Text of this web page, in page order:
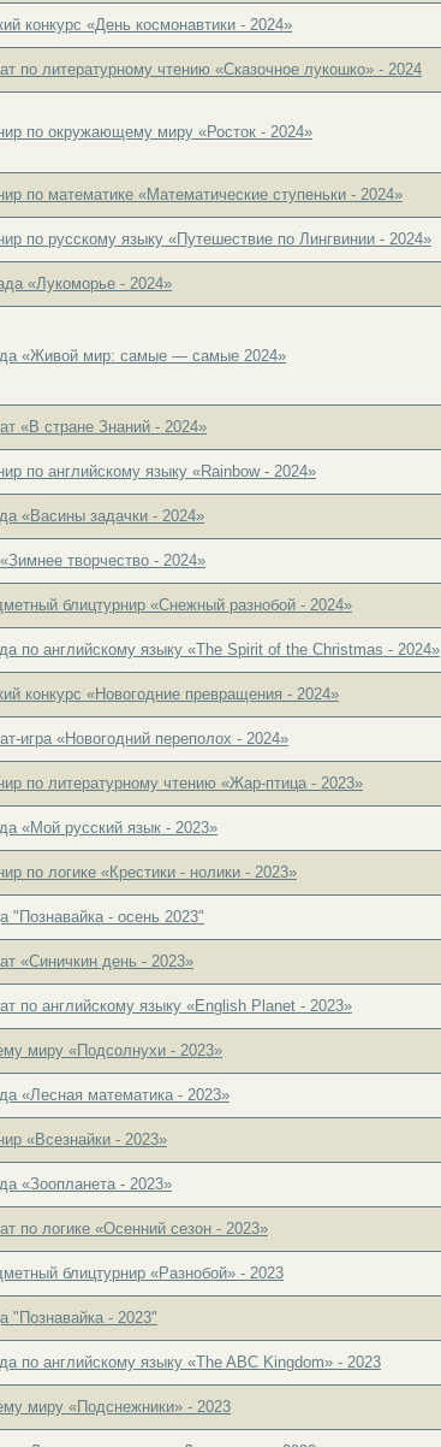
конкурс «День космонавтики - 2024»
по литературному чтению «Сказочное лукошко» - 2024
по окружающему миру «Росток - 2024»
по математике «Математические ступеньки - 2024»
по русскому языку «Путешествие по Лингвинии - 2024»
«Лукоморье - 2024»
«Живой мир: самые — самые 2024»
«В стране Знаний - 2024»
по английскому языку «Rainbow - 2024»
«Васины задачки - 2024»
творчество - 2024»
блицтурнир «Снежный разнобой - 2024»
по английскому языку «The Spirit of the Christmas - 2024»
конкурс «Новогодние превращения - 2024»
игра «Новогодний переполох - 2024»
по литературному чтению «Жар-птица - 2023»
«Мой русский язык - 2023»
по логике «Крестики - нолики - 2023»
"Познавайка - осень 2023"
«Синичкин день - 2023»
по английскому языку «English Planet - 2023»
миру «Подсолнухи - 2023»
«Лесная математика - 2023»
«Всезнайки - 2023»
«Зоопланета - 2023»
по логике «Осенний сезон - 2023»
блицтурнир «Разнобой» - 2023
"Познавайка - 2023"
по английскому языку «The ABC Kingdom» - 2023
миру «Подснежники» - 2023